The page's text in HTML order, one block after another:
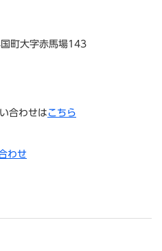
町大字赤馬場143
合わせは こちら
わせ